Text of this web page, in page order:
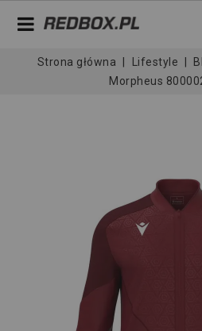
Strona główna Lifestyle
Morpheus